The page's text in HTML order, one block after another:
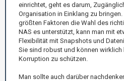
einrichtet, geht es darum,
Organisation in Einklang zu
größten Faktoren die Wahl des
NAS es unterstützt, kann man mit
Flexibilität mit Snapshots und
Sie sind robust und können wirklich
Korruption zu schützen.
Man sollte auch darüber